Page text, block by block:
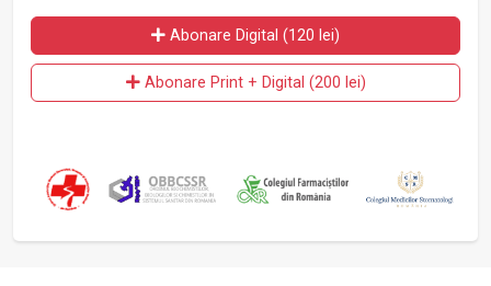
Abonare Digital (120 lei)
Abonare Print + Digital (200 lei)